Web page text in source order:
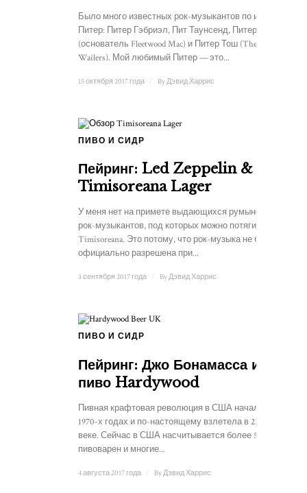
Было много известных рок-музыкантов по имени
Питер: Питер Гэбриэл, Пит Таунсенд, Питер Грин
(основатель Fleetwood Mac) и Питер Тош (The
Wailers). Мой любимый Питер — это...
15 октября 2017 года ByДэвид Харрис
ПИВО И СИДР
Пейринг: Led Zeppelin &
Timisoreana Lager
У меня нет на примете выдающихся румынских
рок-музыкантов, под которых можно потягивать
Timisoreana. Это потому, что рок-музыка не была
официально разрешена при...
3 сентября 2017 года ByДэвид Харрис
ПИВО И СИДР
Пейринг: Джо Бонамасса и
пиво Hardywood
Пивная крафтовая революция в США началась в
1970-х годах и по-настоящему взлетела в 21-м
веке. Сейчас в США насчитывается более 5000
пивоварен и многие...
4 августа 2017 года ByДэвид Харрис